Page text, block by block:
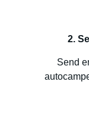
2.
Send